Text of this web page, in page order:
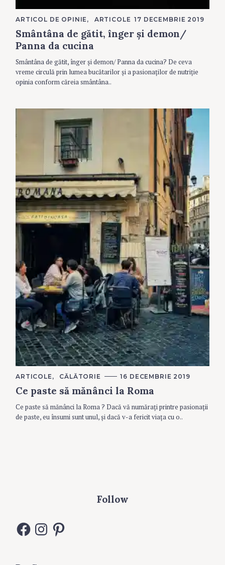
C
T
E
G
R
I
E
ARTICOL DE OPINIE ARTICOLE 17 DECEMBRIE 2019
Smântâna de gătit, înger și demon/
Panna da cucina
Smântâna de gătit, înger și demon/ Panna da cucina? De ceva
vreme circulă prin lumea bucătarilor și a pasionaților de nutriție
opinia conform căreia smântâna..
C
T
E
G
O
R
ARTICOLE CĂLĂTORIE 16 DECEMBRIE 2019
Ce paste să mănânci la Roma
Ce paste să mănânci la Roma ? Dacă vă numărați printre pasionații
de paste, eu însumi sunt unul, și dacă v-a fericit viața cu o..
Follow
F
a
c
I
n
s
P